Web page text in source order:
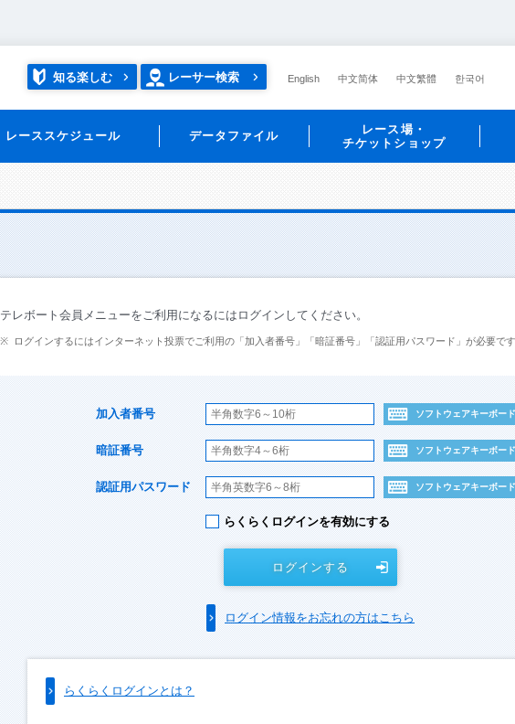
知る楽しむ レーサー検索 English 中文简体 中文繁體 한국어
レーススケジュール データファイル
レース場・
チケットショップ
テレボート会員メニューをご利用になるにはログインしてください。
ログインするにはインターネット投票でご利用の「加入者番号」「暗証番号」「認証用パスワード」が必要です
加入者番号 ソフトウェアキーボード
暗証番号 ソフトウェアキーボード
認証用パスワード ソフトウェアキーボード
らくらくログインを有効にする
ログインする
ログイン情報をお忘れの方はこちら
らくらくログインとは？